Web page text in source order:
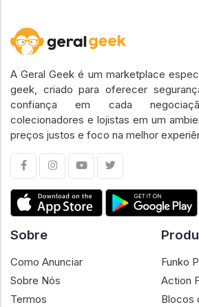
A Geral Geek é um marketplace
geek, criado para oferecer
confiança em cada
colecionadores e lojistas em um
preços justos e foco na melhor
Sobre
Como Anunciar
Sobre Nós
Termos
Funko
Action
Blocos